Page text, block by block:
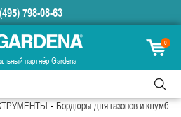
798-08-63
партнёр Gardena
0
-Бордюры для газонов и клумб